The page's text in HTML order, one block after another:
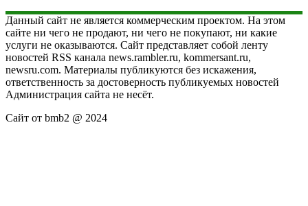
Данный сайт не является коммерческим проектом. На этом
сайте ни чего не продают, ни чего не покупают, ни какие
услуги не оказываются. Сайт представляет собой ленту
новостей RSS канала news.rambler.ru, kommersant.ru,
newsru.com. Материалы публикуются без искажения,
ответственность за достоверность публикуемых новостей
Администрация сайта не несёт.
Сайт от bmb2 @ 2024